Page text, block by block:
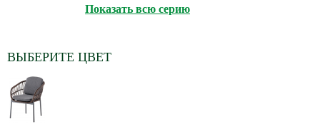
Показать всю серию
ВЫБЕРИТЕ ЦВЕТ